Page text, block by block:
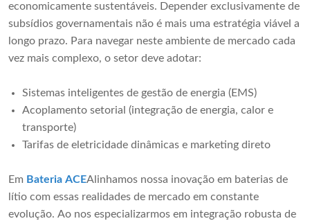
economicamente sustentáveis. Depender exclusivamente de
subsídios governamentais não é mais uma estratégia viável a
longo prazo. Para navegar neste ambiente de mercado cada
vez mais complexo, o setor deve adotar:
Sistemas inteligentes de gestão de energia (EMS)
Acoplamento setorial (integração de energia, calor e
transporte)
Tarifas de eletricidade dinâmicas e marketing direto
Em Bateria ACEAlinhamos nossa inovação em baterias de
lítio com essas realidades de mercado em constante
evolução. Ao nos especializarmos em integração robusta de